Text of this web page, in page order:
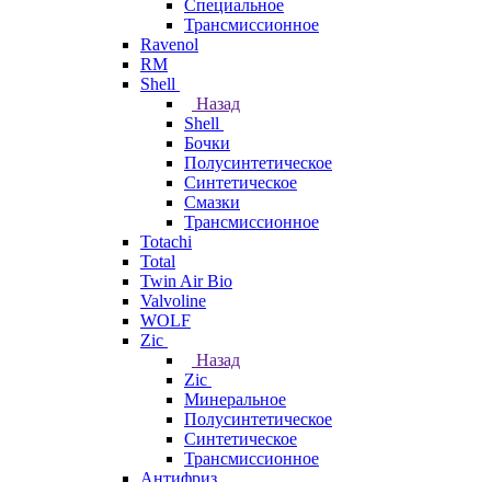
Специальное
Трансмиссионное
Ravenol
RM
Shell
Назад
Shell
Бочки
Полусинтетическое
Синтетическое
Смазки
Трансмиссионное
Totachi
Total
Twin Air Bio
Valvoline
WOLF
Zic
Назад
Zic
Минеральное
Полусинтетическое
Синтетическое
Трансмиссионное
Антифриз